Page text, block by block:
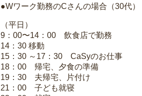
●Wワーク勤務のCさんの場合（30代）
（平日）
9：00〜14：00 飲食店で勤務
14：30 移動
15：30 ～17：30 CaSyのお仕事
18：00 帰宅、夕食の準備
19：30 夫帰宅、片付け
21：00 子ども就寝